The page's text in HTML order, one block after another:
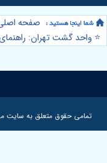
صفحه
⭐️ واحد گشت تهران:
تمامی حقوق متعلق به سایت